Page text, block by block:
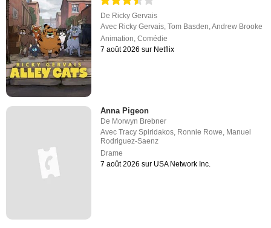
De Ricky Gervais
Avec Ricky Gervais,Tom Basden,Andrew Brooke
Animation,Comédie
7 août 2026 sur Netflix
Anna Pigeon
De Morwyn Brebner
AvecTracy Spiridakos Ronnie Rowe Manuel
Rodriguez-Saenz
Drame
7 août 2026 sur USA Network Inc.